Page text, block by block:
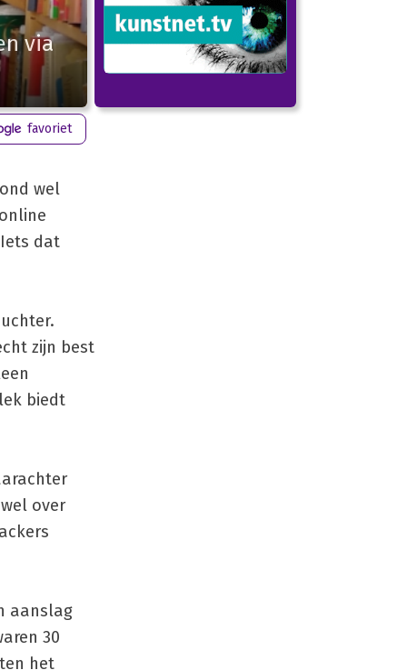
via
favoriet
wel
dat
zijn best
biedt
over
aanslag
30
het